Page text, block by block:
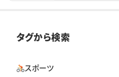
タグから検索
スポーツ